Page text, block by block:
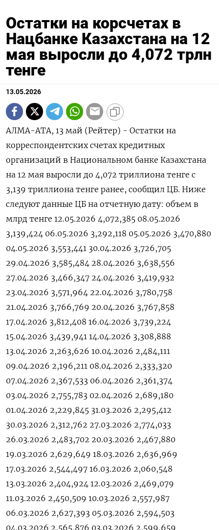
Остатки на корсчетах в
Нацбанке Казахстана на 12
мая выросли до 4,072 трлн
тенге
13.05.2026
АЛМА-АТА, 13 май (Рейтер) - ‌Остатки ​на
корреспондентских счетах ​кредитных ​
организаций ⁠в ‌Национальном ‌банке Казахстана ​
на 12 ‌мая ​выросли до ‌4,072 триллиона тенге ​с ​
3,139 ‌триллиона ​тенге ранее, сообщил ЦБ. Ниже
следуют ​данные ⁠ЦБ на ‌отчетную ‌дату: объем в
млрд ​тенге 12.05.2026 4,072,385 08.05.2026
3,139,424 06.05.2026 3,292,118 05.05.2026 3,470,880
04.05.2026 3,553,441 30.04.2026 3,726,705
29.04.2026 3,585,484 28.04.2026 3,638,556
27.04.2026 3,466,347 24.04.2026 3,419,932
23.04.2026 3,571,964 22.04.2026 3,780,758
21.04.2026 3,766,769 20.04.2026 3,767,858
17.04.2026 3,812,408 16.04.2026 3,739,224
15.04.2026 3,439,941 14.04.2026 3,308,888
13.04.2026 2,263,626 10.04.2026 2,484,111
09.04.2026 2,196,211 08.04.2026 2,333,320
07.04.2026 2,367,533 06.04.2026 2,361,374
03.04.2026 2,755,783 02.04.2026 2,689,180
01.04.2026 2,229,845 31.03.2026 2,295,412
30.03.2026 2,312,762 27.03.2026 2,774,033
26.03.2026 2,483,702 20.03.2026 2,467,880
19.03.2026 2,629,649 18.03.2026 2,636,969
17.03.2026 2,544,497 16.03.2026 2,060,548
13.03.2026 2,404,924 12.03.2026 2,469,079
11.03.2026 2,450,509 10.03.2026 2,557,987
06.03.2026 2,627,393 05.03.2026 2,594,503
04.03.2026 2,565,876 03.03.2026 2,599,659